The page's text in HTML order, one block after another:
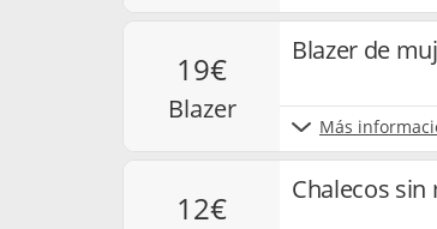
19€
blazer
Blazer de
Más
12€ Chalecos sin